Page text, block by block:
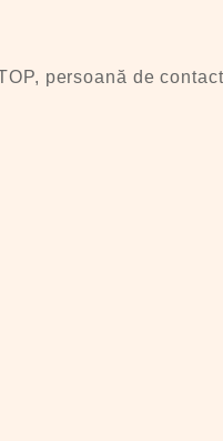
persoană de